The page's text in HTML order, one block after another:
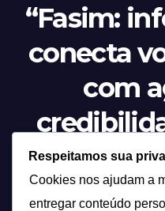
“Fasim:
conecta
com
atento
Respeitamos sua
Cookies nos ajudam a
entregar conteúdo